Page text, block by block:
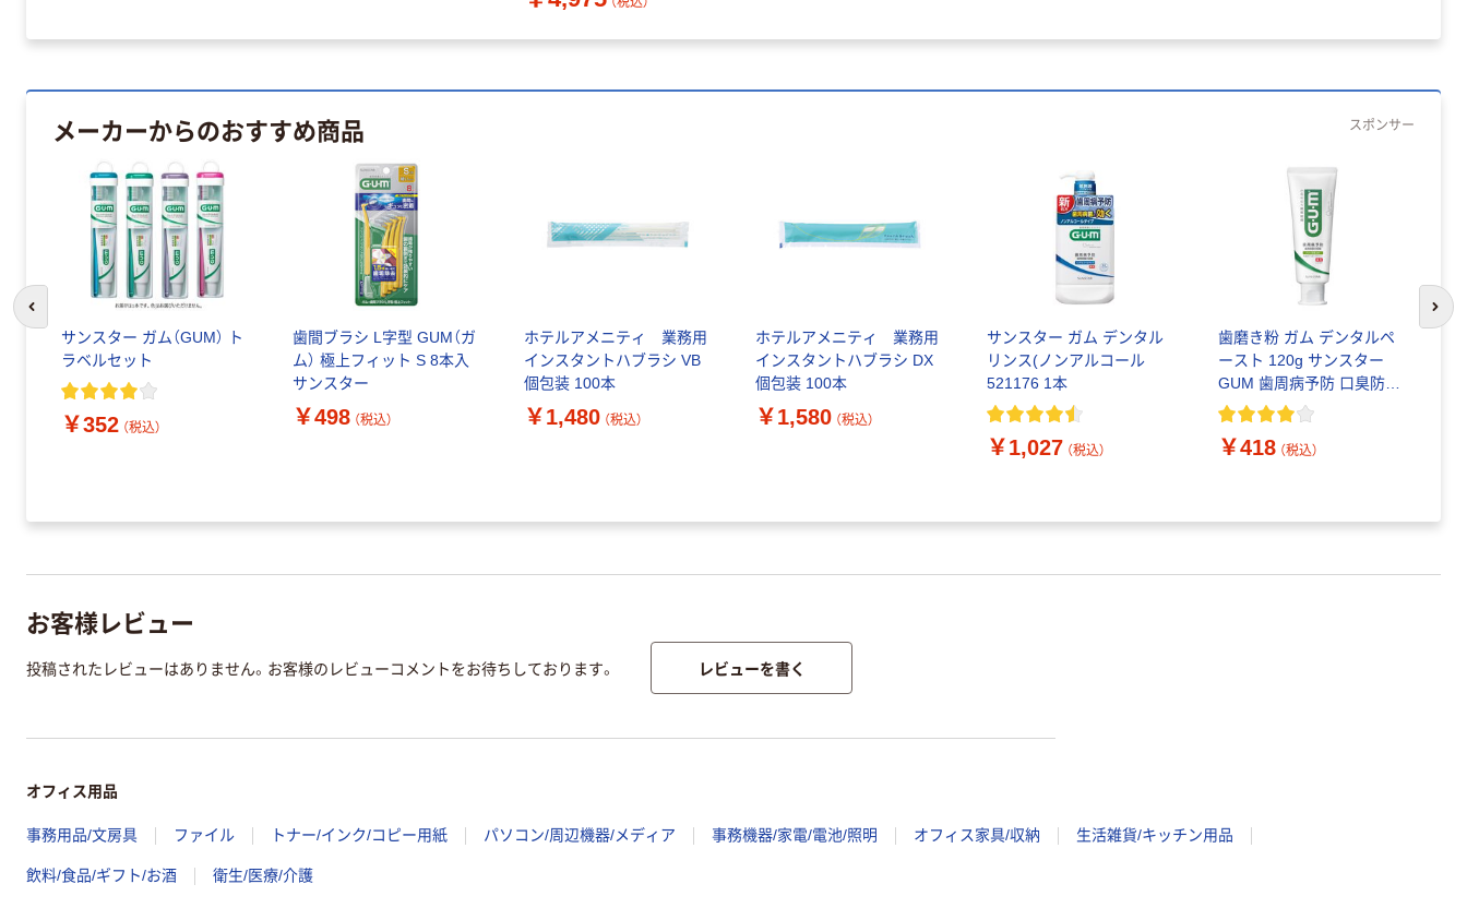
メーカーからのおすすめ商品 スポンサー
サンスター ガム（GUM） ト
ラベルセット
￥352 （税込）
歯間ブラシ L字型 GUM（ガ
ム） 極上フィット S 8本入
サンスター
￥498 （税込）
ホテルアメニティ 業務用
インスタントハブラシ VB
個包装 100本
￥1,480 （税込）
ホテルアメニティ 業務用
インスタントハブラシ DX
個包装 100本
￥1,580 （税込）
サンスター ガム デンタル
リンス(ノンアルコール
521176 1本
￥1,027 （税込）
歯磨き粉 ガム デンタルペ
ースト 120g サンスター
GUM 歯周病予防 口臭防止
高濃度フッ素 虫歯予防
￥418 （税込）
次
お客様レビュー
投稿されたレビューはありません。お客様のレビューコメントをお待ちしております。 レビューを書く
オフィス用品
事務用品/文房具 ファイル トナー/インク/コピー用紙 パソコン/周辺機器/メディア 事務機器/家電/電池/照明 オフィス家具/収納 生活雑貨/キッチン用品
飲料/食品/ギフト/お酒 衛生/医療/介護